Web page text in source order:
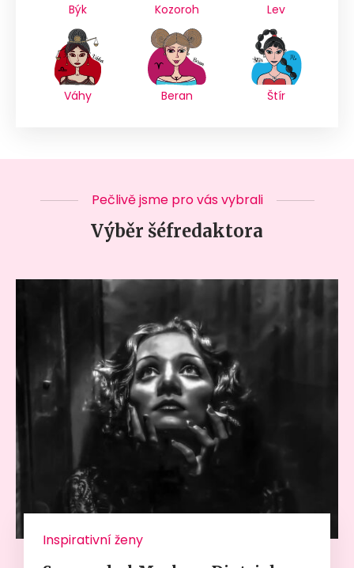
Býk Kozoroh Lev
Váhy Beran Štír
Pečlivě jsme pro vás vybrali
Výběr šéfredaktora
Inspirativní ženy